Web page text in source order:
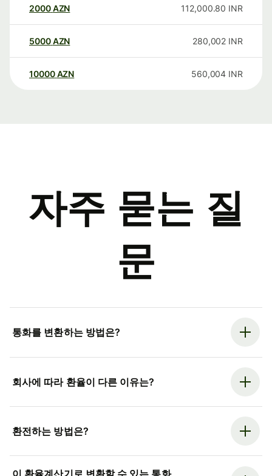
2000AZN 112,000.80 INR
5000AZN 280,002 INR
10000 AZN 560,004 INR
자주 묻는 질
문
통화를 변환하는 방법은?
회사에 따라 환율이 다른 이유는?
환전하는 방법은?
이 환율계산기로 변환할 수 있는 통화